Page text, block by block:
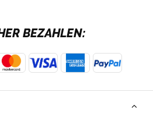
BEZAHLEN: